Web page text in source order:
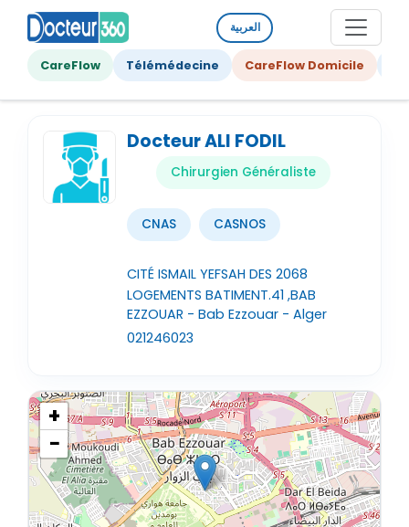
العربية
CareFlow Télémédecine CareFlow Domicile
Docteur ALI FODIL
Chirurgien Généraliste
CNAS CASNOS
CITÉ ISMAIL YEFSAH DES 2068
LOGEMENTS BATIMENT.41 ,BAB
EZZOUAR - Bab Ezzouar - Alger
021246023
+
−